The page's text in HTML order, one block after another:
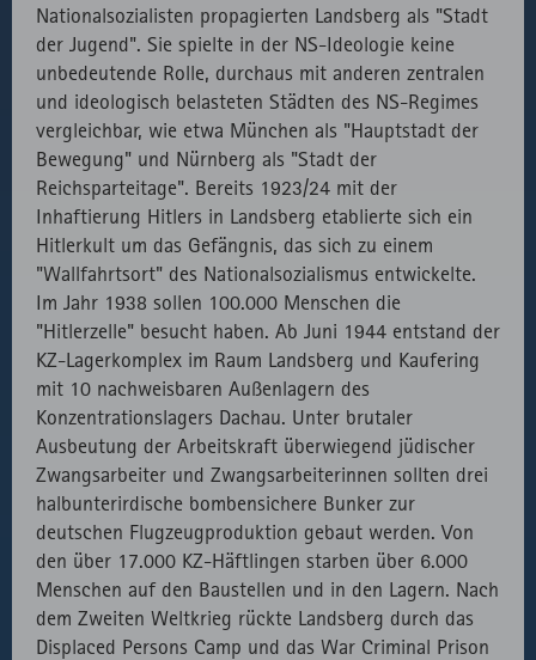
Nationalsozialisten propagierten Landsberg als "Stadt
der Jugend". Sie spielte in der NS-Ideologie keine
unbedeutende Rolle, durchaus mit anderen zentralen
und ideologisch belasteten Städten des NS-Regimes
vergleichbar, wie etwa München als "Hauptstadt der
Bewegung" und Nürnberg als "Stadt der
Reichsparteitage". Bereits 1923/24 mit der
Inhaftierung Hitlers in Landsberg etablierte sich ein
Hitlerkult um das Gefängnis, das sich zu einem
"Wallfahrtsort" des Nationalsozialismus entwickelte.
Im Jahr 1938 sollen 100.000 Menschen die
"Hitlerzelle" besucht haben. Ab Juni 1944 entstand der
KZ-Lagerkomplex im Raum Landsberg und Kaufering
mit 10 nachweisbaren Außenlagern des
Konzentrationslagers Dachau. Unter brutaler
Ausbeutung der Arbeitskraft überwiegend jüdischer
Zwangsarbeiter und Zwangsarbeiterinnen sollten drei
halbunterirdische bombensichere Bunker zur
deutschen Flugzeugproduktion gebaut werden. Von
den über 17.000 KZ-Häftlingen starben über 6.000
Menschen auf den Baustellen und in den Lagern. Nach
dem Zweiten Weltkrieg rückte Landsberg durch das
Displaced Persons Camp und das War Criminal Prison